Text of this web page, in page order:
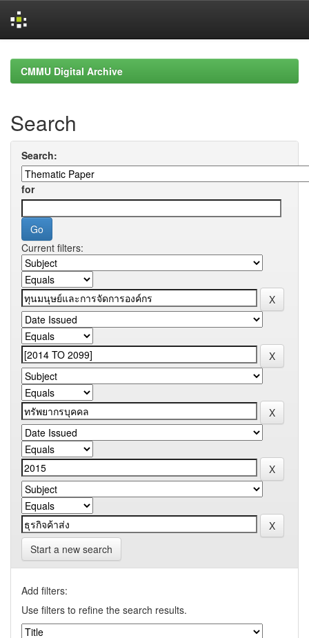
navigationCMMU Digital Archive
Search
Search:
for
Current filters:
Start a new search
Add filters:
Use filters to refine the search results.